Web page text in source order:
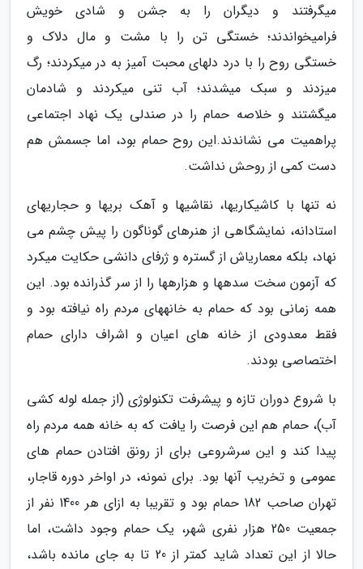
میگرفتند و دیگران را به جشن و شادی خویش
فرامیخواندند؛ خستگی تن را با مشت و مال دلاک و
خستگی روح را با درد دلهای محبت آمیز به در میکردند؛ رگ
میزدند و سبک میشدند؛ آب تنی میکردند و شادمان
میگشتند و خلاصه حمام را در صندلی یک نهاد اجتماعی
پراهمیت می نشاندند.این روح حمام بود، اما جسمش هم
دست کمی از روحش نداشت.
نه تنها با کاشیکاریها، نقاشیها و آهک بریها و حجاریهای
استادانه، نمایشگاهی از هنرهای گوناگون را پیش چشم می
نهاد، بلکه معماریاش از گستره و ژرفای دانشی حکایت میکرد
که آزمون سخت سدهها و هزارهها را از سر گذرانده بود. این
همه زمانی بود که حمام به خانههای مردم راه نیافته بود و
فقط معدودی از خانه های اعیان و اشراف دارای حمام
اختصاصی بودند.
با شروع دوران تازه و پیشرفت تکنولوژی (از جمله لوله کشی
آب)، حمام هم این فرصت را یافت که به خانه همه مردم راه
پیدا کند و این سرشروعی برای از رونق افتادن حمام های
عمومی و تخریب آنها بود. برای نمونه، در اواخر دوره قاجار،
تهران صاحب 182 حمام بود و تقریبا به ازای هر 1400 نفر از
جمعیت 250 هزار نفری شهر، یک حمام وجود داشت، اما
حالا از این تعداد شاید کمتر از 20 تا به جای مانده باشد،